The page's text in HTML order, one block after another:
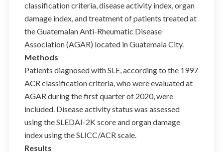
classification criteria, disease activity index, organ
damage index, and treatment of patients treated at
the Guatemalan Anti-Rheumatic Disease
Association (AGAR) located in Guatemala City.
Methods
Patients diagnosed with SLE, according to the 1997
ACR classification criteria, who were evaluated at
AGAR during the first quarter of 2020, were
included. Disease activity status was assessed
using the SLEDAI-2K score and organ damage
index using the SLICC/ACR scale.
Results